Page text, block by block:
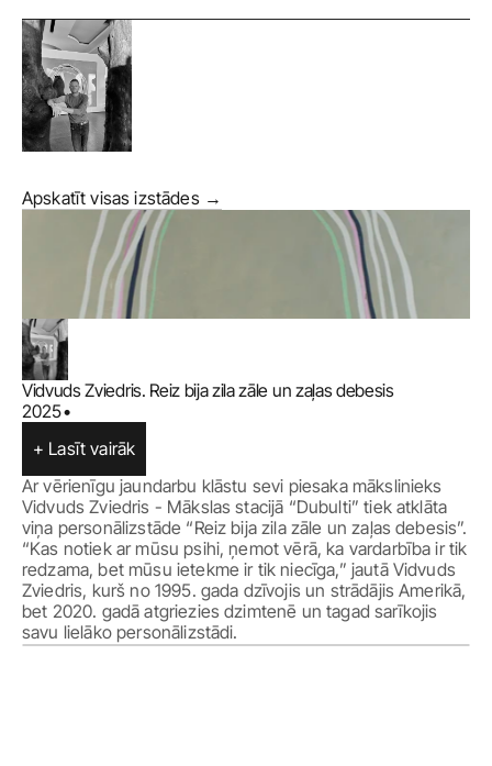
Apskatīt visas izstādes →
Vidvuds Zviedris. Reiz bija zila zāle un zaļas debesis
2025•
+ Lasīt vairāk
Ar vērienīgu jaundarbu klāstu sevi piesaka mākslinieks
Vidvuds Zviedris - Mākslas stacijā “Dubulti” tiek atklāta
viņa personālizstāde “Reiz bija zila zāle un zaļas debesis”.
“Kas notiek ar mūsu psihi, ņemot vērā, ka vardarbība ir tik
redzama, bet mūsu ietekme ir tik niecīga,” jautā Vidvuds
Zviedris, kurš no 1995. gada dzīvojis un strādājis Amerikā,
bet 2020. gadā atgriezies dzimtenē un tagad sarīkojis
savu lielāko personālizstādi.